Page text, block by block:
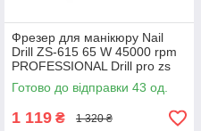
Фрезер для манікюру Nail
Drill ZS-615 65 W 45000 rpm
PROFESSIONAL Drill pro zs
615
Готово до відправки 43 од.
1 119 ₴ 1 320 ₴